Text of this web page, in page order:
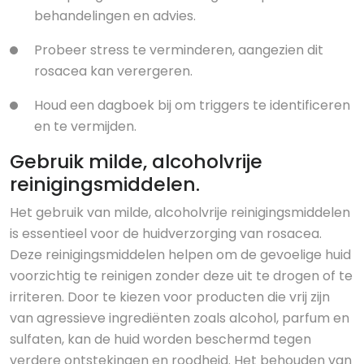
behandelingen en advies.
Probeer stress te verminderen, aangezien dit
rosacea kan verergeren.
Houd een dagboek bij om triggers te identificeren
en te vermijden.
Gebruik milde, alcoholvrije
reinigingsmiddelen.
Het gebruik van milde, alcoholvrije reinigingsmiddelen
is essentieel voor de huidverzorging van rosacea.
Deze reinigingsmiddelen helpen om de gevoelige huid
voorzichtig te reinigen zonder deze uit te drogen of te
irriteren. Door te kiezen voor producten die vrij zijn
van agressieve ingrediënten zoals alcohol, parfum en
sulfaten, kan de huid worden beschermd tegen